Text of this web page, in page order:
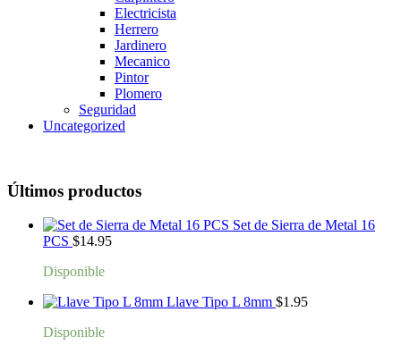
Electricista
Herrero
Jardinero
Mecanico
Pintor
Plomero
Seguridad
Uncategorized
Últimos productos
Set de Sierra de Metal 16
PCS $14.95
Disponible
Llave Tipo L 8mm $1.95
Disponible